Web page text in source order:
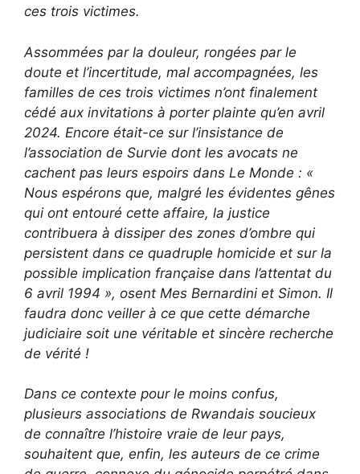
ces trois victimes.
Assommées par la douleur, rongées par le
doute et l’incertitude, mal accompagnées, les
familles de ces trois victimes n’ont finalement
cédé aux invitations à porter plainte qu’en avril
2024. Encore était-ce sur l’insistance de
l’association de Survie dont les avocats ne
cachent pas leurs espoirs dans Le Monde : «
Nous espérons que, malgré les évidentes gênes
qui ont entouré cette affaire, la justice
contribuera à dissiper des zones d’ombre qui
persistent dans ce quadruple homicide et sur la
possible implication française dans l’attentat du
6 avril 1994 », osent Mes Bernardini et Simon. Il
faudra donc veiller à ce que cette démarche
judiciaire soit une véritable et sincère recherche
de vérité !
Dans ce contexte pour le moins confus,
plusieurs associations de Rwandais soucieux
de connaître l’histoire vraie de leur pays,
souhaitent que, enfin, les auteurs de ce crime